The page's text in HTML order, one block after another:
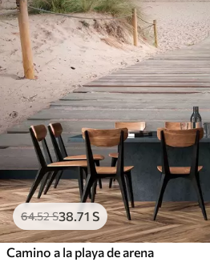
64.52S38.71 S
Camino a la playa de arena